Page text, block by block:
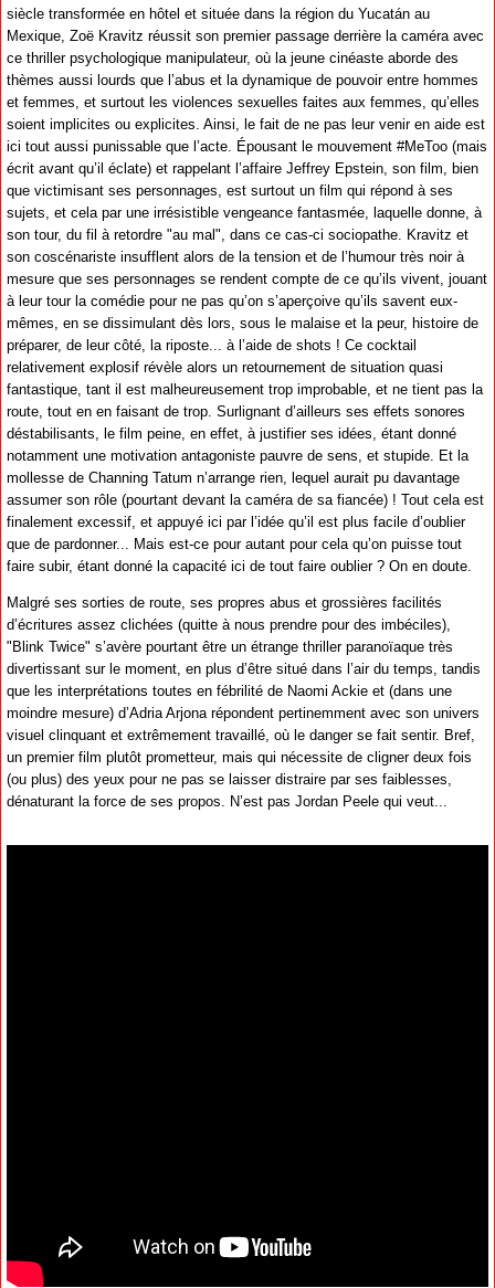
siècle transformée en hôtel et située dans la région du Yucatán au
Mexique, Zoë Kravitz réussit son premier passage derrière la caméra avec
ce thriller psychologique manipulateur, où la jeune cinéaste aborde des
thèmes aussi lourds que l’abus et la dynamique de pouvoir entre hommes
et femmes, et surtout les violences sexuelles faites aux femmes, qu’elles
soient implicites ou explicites. Ainsi, le fait de ne pas leur venir en aide est
ici tout aussi punissable que l’acte. Épousant le mouvement #MeToo (mais
écrit avant qu’il éclate) et rappelant l’affaire Jeffrey Epstein, son film, bien
que victimisant ses personnages, est surtout un film qui répond à ses
sujets, et cela par une irrésistible vengeance fantasmée, laquelle donne, à
son tour, du fil à retordre "au mal", dans ce cas-ci sociopathe. Kravitz et
son coscénariste insufflent alors de la tension et de l’humour très noir à
mesure que ses personnages se rendent compte de ce qu’ils vivent, jouant
à leur tour la comédie pour ne pas qu’on s’aperçoive qu’ils savent eux-
mêmes, en se dissimulant dès lors, sous le malaise et la peur, histoire de
préparer, de leur côté, la riposte... à l’aide de shots ! Ce cocktail
relativement explosif révèle alors un retournement de situation quasi
fantastique, tant il est malheureusement trop improbable, et ne tient pas la
route, tout en en faisant de trop. Surlignant d’ailleurs ses effets sonores
déstabilisants, le film peine, en effet, à justifier ses idées, étant donné
notamment une motivation antagoniste pauvre de sens, et stupide. Et la
mollesse de Channing Tatum n’arrange rien, lequel aurait pu davantage
assumer son rôle (pourtant devant la caméra de sa fiancée) ! Tout cela est
finalement excessif, et appuyé ici par l’idée qu’il est plus facile d’oublier
que de pardonner... Mais est-ce pour autant pour cela qu’on puisse tout
faire subir, étant donné la capacité ici de tout faire oublier ? On en doute.
Malgré ses sorties de route, ses propres abus et grossières facilités
d’écritures assez clichées (quitte à nous prendre pour des imbéciles),
"Blink Twice" s’avère pourtant être un étrange thriller paranoïaque très
divertissant sur le moment, en plus d’être situé dans l’air du temps, tandis
que les interprétations toutes en fébrilité de Naomi Ackie et (dans une
moindre mesure) d’Adria Arjona répondent pertinemment avec son univers
visuel clinquant et extrêmement travaillé, où le danger se fait sentir. Bref,
un premier film plutôt prometteur, mais qui nécessite de cligner deux fois
(ou plus) des yeux pour ne pas se laisser distraire par ses faiblesses,
dénaturant la force de ses propos. N’est pas Jordan Peele qui veut...